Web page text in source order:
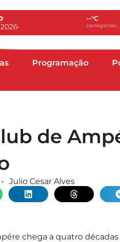
--°C
carregando...
Programação
de
• Julio Cesar Alves
chega a quatro